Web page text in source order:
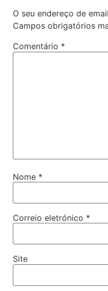
O seu endereço de
Campos obrigatórios
Comentário *
Nome *
Correio eletrónico *
Site